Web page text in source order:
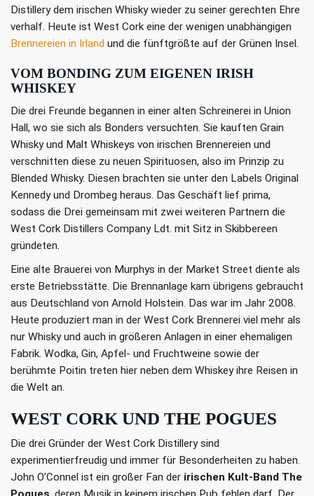
Distillery dem irischen Whisky wieder zu seiner gerechten Ehre
verhalf. Heute ist West Cork eine der wenigen unabhängigen
Brennereien in Irland und die fünftgrößte auf der Grünen Insel.
VOM BONDING ZUM EIGENEN IRISH
WHISKEY
Die drei Freunde begannen in einer alten Schreinerei in Union
Hall, wo sie sich als Bonders versuchten. Sie kauften Grain
Whisky und Malt Whiskeys von irischen Brennereien und
verschnitten diese zu neuen Spirituosen, also im Prinzip zu
Blended Whisky. Diesen brachten sie unter den Labels Original
Kennedy und Drombeg heraus. Das Geschäft lief prima,
sodass die Drei gemeinsam mit zwei weiteren Partnern die
West Cork Distillers Company Ldt. mit Sitz in Skibbereen
gründeten.
Eine alte Brauerei von Murphys in der Market Street diente als
erste Betriebsstätte. Die Brennanlage kam übrigens gebraucht
aus Deutschland von Arnold Holstein. Das war im Jahr 2008.
Heute produziert man in der West Cork Brennerei viel mehr als
nur Whisky und auch in größeren Anlagen in einer ehemaligen
Fabrik. Wodka, Gin, Apfel- und Fruchtweine sowie der
berühmte Poitin treten hier neben dem Whiskey ihre Reisen in
die Welt an.
WEST CORK UND THE POGUES
Die drei Gründer der West Cork Distillery sind
experimentierfreudig und immer für Besonderheiten zu haben.
John O’Connel ist ein großer Fan der irischen Kult-Band The